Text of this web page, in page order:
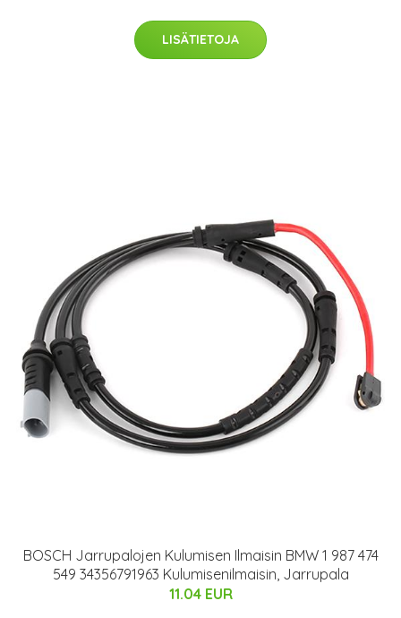
LISÄTIETOJA
BOSCH Jarrupalojen Kulumisen Ilmaisin BMW 1 987 474
549 34356791963 Kulumisenilmaisin, Jarrupala
11.04 EUR